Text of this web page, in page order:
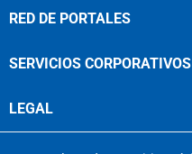
RED DE PORTALES
SERVICIOS CORPORATIVOS
LEGAL